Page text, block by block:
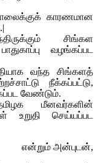
காரணமான
சிங்கள
வழங்கப்பட
வந்த சிங்களத்
நீக்கப்பட்டு,
வேண்டும்.
மீனவர்களின்
உறுதி செய்யப்பட
என்றும் அன்புடன்,